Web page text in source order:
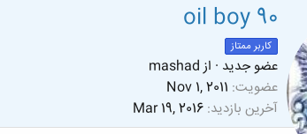
oil boy 90
کاربر ممتاز
عضو جدید · از mashad
عضویت Nov 1, 2011
آخرین بازدید Mar 19, 2016